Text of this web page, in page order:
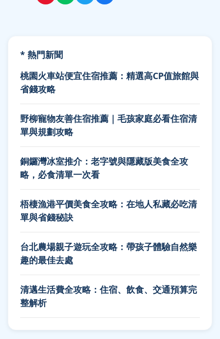
* 熱門新聞
桃園火車站便宜住宿推薦：精選高CP值旅館與
省錢攻略
野柳寵物友善住宿推薦｜毛孩家庭必看住宿清
單與規劃攻略
銅鑼灣冰室推介：老字號與隱藏版美食全攻
略，必食清單一次看
梧棲漁港平價美食全攻略：在地人私藏必吃清
單與省錢秘訣
台北農場親子遊玩全攻略：帶孩子體驗自然樂
趣的最佳去處
清邁生活費全攻略：住宿、飲食、交通預算完
整解析